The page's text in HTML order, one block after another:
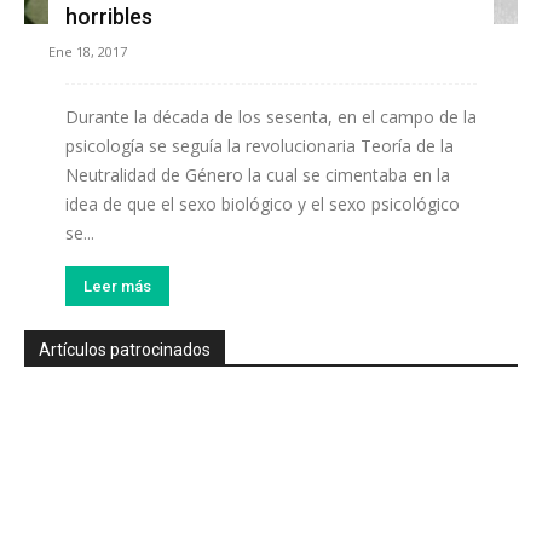
horribles
Ene 18, 2017
Durante la década de los sesenta, en el campo de la
psicología se seguía la revolucionaria Teoría de la
Neutralidad de Género la cual se cimentaba en la
idea de que el sexo biológico y el sexo psicológico
se...
Leer más
Artículos patrocinados